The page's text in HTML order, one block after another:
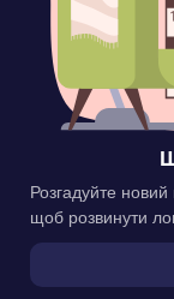
Розгадуйте новий
щоб розвинути